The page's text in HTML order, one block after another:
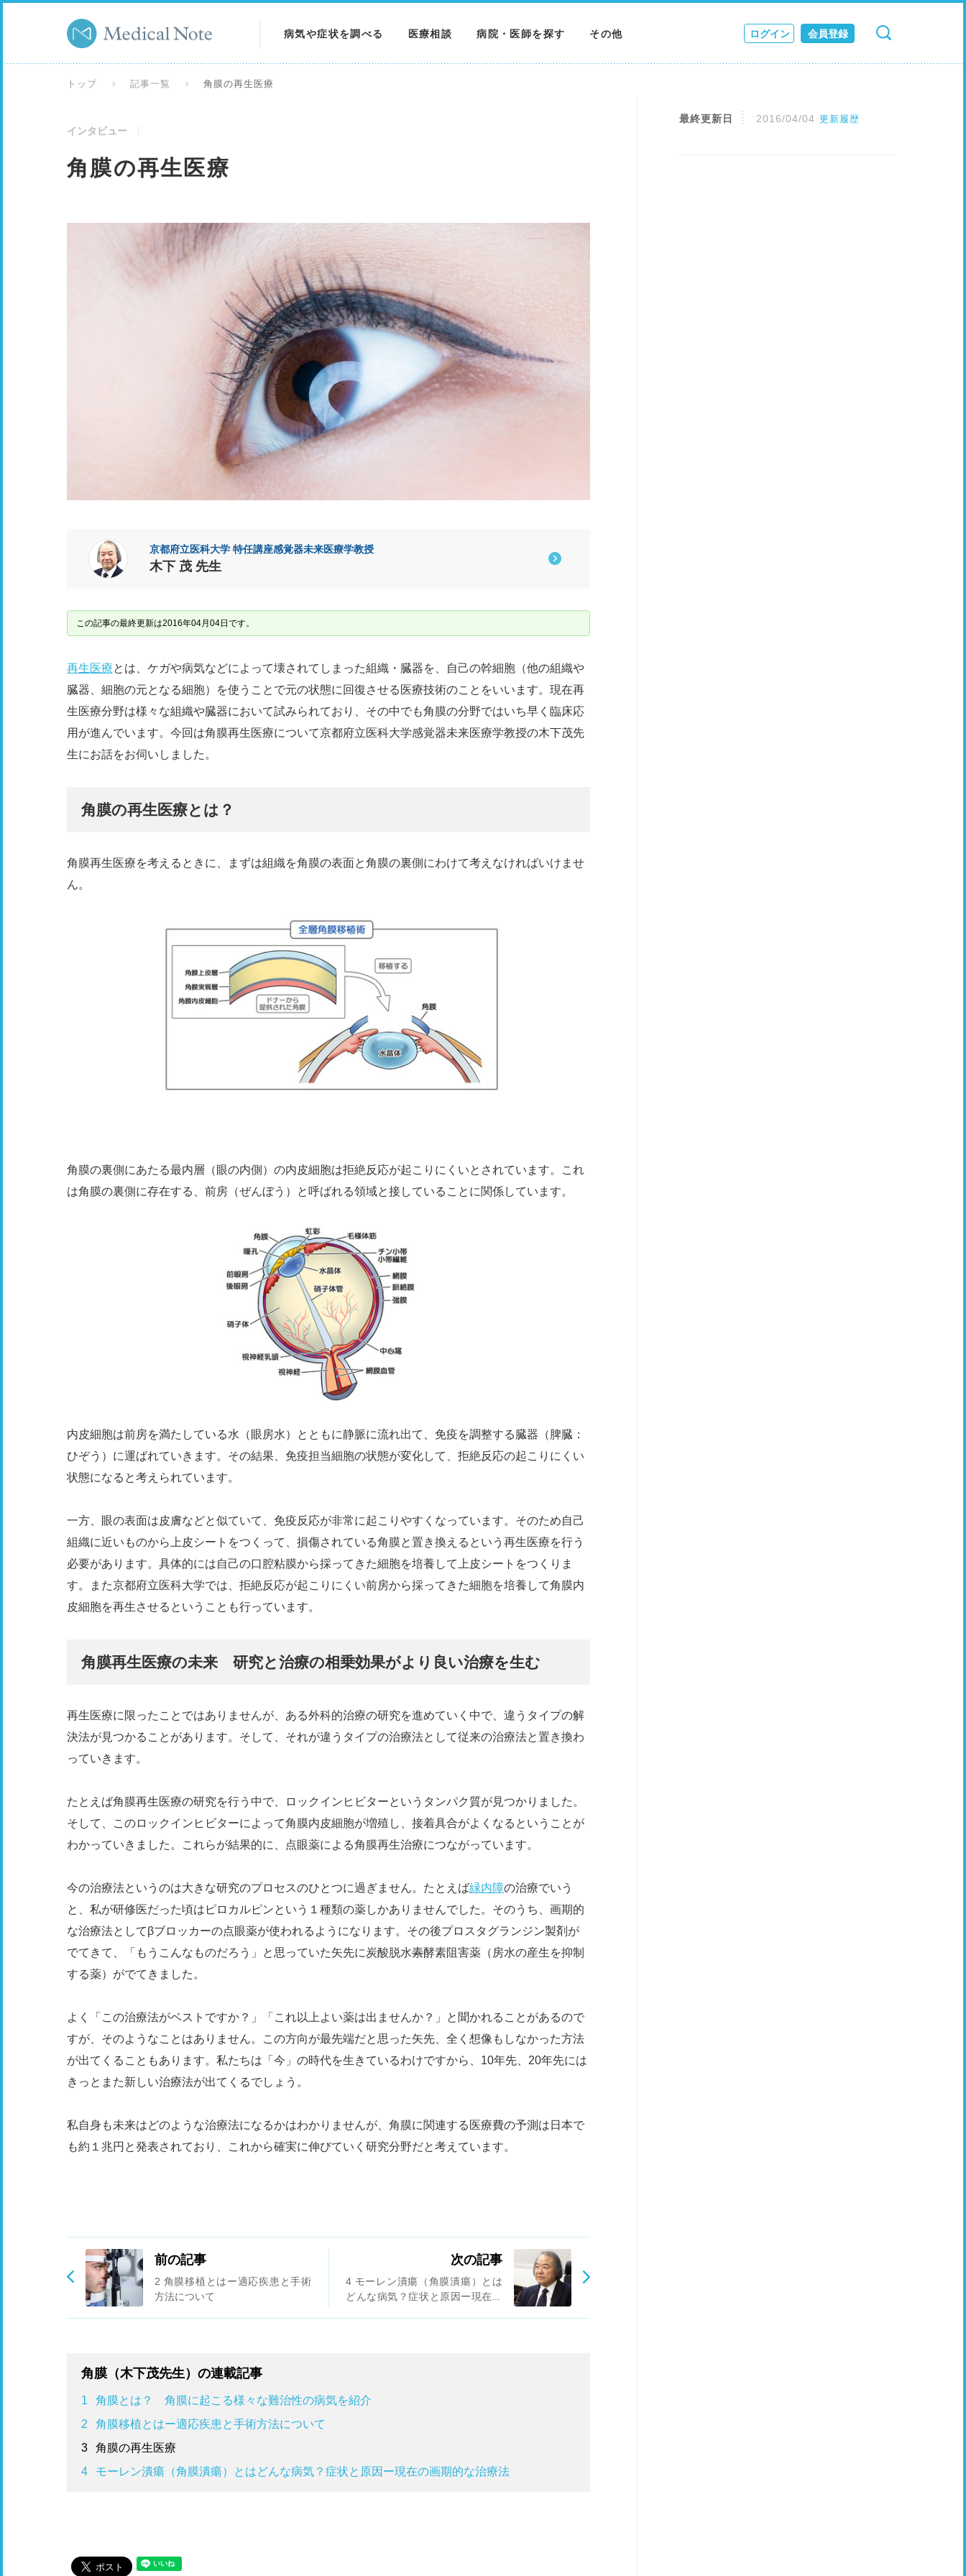
病気や症状を調べる 医療相談 病院・医師を探す その他 ログイン 会員登録
検索 キャンセル
トップ 記事一覧 角膜の再生医療
インタビュー
角膜の再生医療
京都府立医科大学 特任講座感覚器未来医療学教授
木下 茂 先生
この記事の最終更新は2016年04月04日です。
再生医療とは、ケガや病気などによって壊されてしまった組織・臓器を、自己の幹細胞（他の組織や
臓器、細胞の元となる細胞）を使うことで元の状態に回復させる医療技術のことをいいます。現在再
生医療分野は様々な組織や臓器において試みられており、その中でも角膜の分野ではいち早く臨床応
用が進んでいます。今回は角膜再生医療について京都府立医科大学感覚器未来医療学教授の木下茂先
生にお話をお伺いしました。
角膜の再生医療とは？
角膜再生医療を考えるときに、まずは組織を角膜の表面と角膜の裏側にわけて考えなければいけませ
ん。
角膜の裏側にあたる最内層（眼の内側）の内皮細胞は拒絶反応が起こりにくいとされています。これ
は角膜の裏側に存在する、前房（ぜんぼう）と呼ばれる領域と接していることに関係しています。
内皮細胞は前房を満たしている水（眼房水）とともに静脈に流れ出て、免疫を調整する臓器（脾臓：
ひぞう）に運ばれていきます。その結果、免疫担当細胞の状態が変化して、拒絶反応の起こりにくい
状態になると考えられています。
一方、眼の表面は皮膚などと似ていて、免疫反応が非常に起こりやすくなっています。そのため自己
組織に近いものから上皮シートをつくって、損傷されている角膜と置き換えるという再生医療を行う
必要があります。具体的には自己の口腔粘膜から採ってきた細胞を培養して上皮シートをつくりま
す。また京都府立医科大学では、拒絶反応が起こりにくい前房から採ってきた細胞を培養して角膜内
皮細胞を再生させるということも行っています。
角膜再生医療の未来 研究と治療の相乗効果がより良い治療を生む
再生医療に限ったことではありませんが、ある外科的治療の研究を進めていく中で、違うタイプの解
決法が見つかることがあります。そして、それが違うタイプの治療法として従来の治療法と置き換わ
っていきます。
たとえば角膜再生医療の研究を行う中で、ロックインヒビターというタンパク質が見つかりました。
そして、このロックインヒビターによって角膜内皮細胞が増殖し、接着具合がよくなるということが
わかっていきました。これらが結果的に、点眼薬による角膜再生治療につながっています。
今の治療法というのは大きな研究のプロセスのひとつに過ぎません。たとえば緑内障の治療でいう
と、私が研修医だった頃はピロカルピンという１種類の薬しかありませんでした。そのうち、画期的
な治療法としてβブロッカーの点眼薬が使われるようになります。その後プロスタグランジン製剤が
でてきて、「もうこんなものだろう」と思っていた矢先に炭酸脱水素酵素阻害薬（房水の産生を抑制
する薬）がでてきました。
よく「この治療法がベストですか？」「これ以上よい薬は出ませんか？」と聞かれることがあるので
すが、そのようなことはありません。この方向が最先端だと思った矢先、全く想像もしなかった方法
が出てくることもあります。私たちは「今」の時代を生きているわけですから、10年先、20年先には
きっとまた新しい治療法が出てくるでしょう。
私自身も未来はどのような治療法になるかはわかりませんが、角膜に関連する医療費の予測は日本で
も約１兆円と発表されており、これから確実に伸びていく研究分野だと考えています。
前の記事
2 角膜移植とはー適応疾患と手術
方法について
次の記事
4 モーレン潰瘍（角膜潰瘍）とは
どんな病気？症状と原因ー現在の
角膜（木下茂先生）の連載記事
1
角膜とは？ 角膜に起こる様々な難治性の病気を紹介
2
角膜移植とはー適応疾患と手術方法について
3
角膜の再生医療
4
モーレン潰瘍（角膜潰瘍）とはどんな病気？症状と原因ー現在の画期的な治療法
最終更新日 2016/04/04 更新履歴